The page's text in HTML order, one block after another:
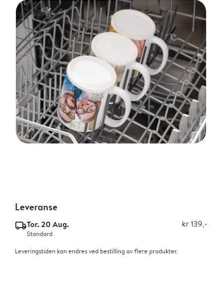
Leveranse
delivery_standard_v2Tor. 20 Aug. kr 139,-
Standard
Leveringstiden kan endres ved bestilling av flere produkter.